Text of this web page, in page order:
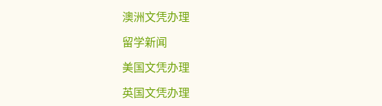
澳洲文凭办理
留学新闻
美国文凭办理
英国文凭办理